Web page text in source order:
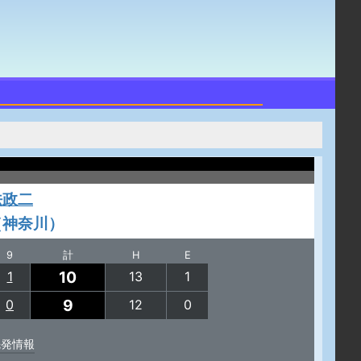
二
奈川）
9 計 H E
1 10 13
1
0
9 12 0
情報